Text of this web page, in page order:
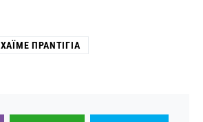
ΧΆΙΜΕ ΠΡΑΝΤΊΓΙΑ